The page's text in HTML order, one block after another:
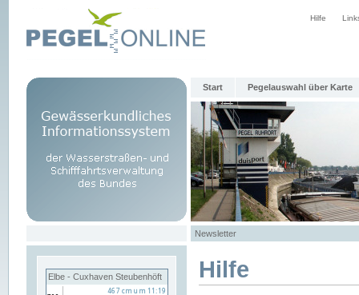
Hilfe
Start Pegelauswahl über Karte
Newsletter
Elbe - Cuxhaven Steubenhöft Hilfe